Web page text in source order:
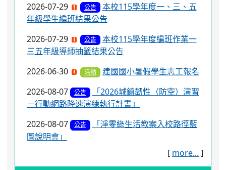
2026-07-29
公告
本校115學年度一、三、五
年級學生編班結果公告
2026-07-29
公告
本校115學年度編班作業一
三五年級導師抽籤結果公告
2026-06-30
活動
建國國小暑假學生志工報名
2026-08-07
公告
「2026城鎮韌性（防空）演習
－行動網路降速演練執行計畫」
2026-08-07
公告
「淨零綠生活教案入校路徑藍
圖說明會」
[ more... ]